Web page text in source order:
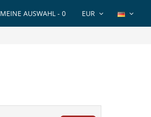
EUR
MEINE AUSWAHL - 0